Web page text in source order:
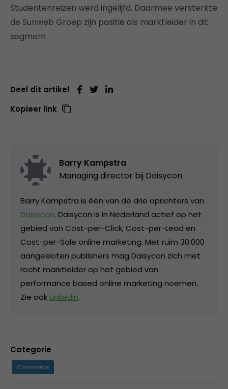
Studentenreizen werd ingelijfd. Daarmee versterkte
de Sunweb Groep zijn positie als marktleider in dit
segment.
Deel dit artikel
Kopieer link
Barry Kampstra
Managing director bij Daisycon
Barry Kampstra is één van de drie oprichters van
Daisycon. Daisycon is in Nederland actief op het
gebied van Cost-per-Click, Cost-per-Lead en
Cost-per-Sale online marketing. Met ruim 30.000
aangesloten publishers mag Daisycon zich met
recht marktleider op het gebied van
performance based online marketing noemen.
Zie ook LinkedIn.
Categorie
Commerce